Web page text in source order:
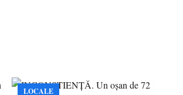
LOCALE